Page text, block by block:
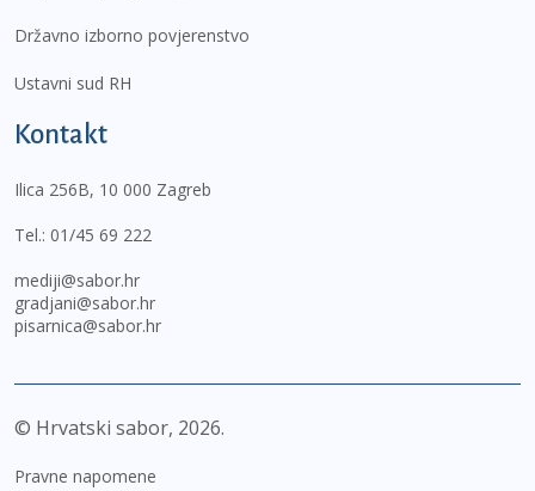
Državno izborno povjerenstvo
Ustavni sud RH
Kontakt
Ilica 256B, 10 000 Zagreb
Tel.: 01/45 69 222
mediji@sabor.hr
gradjani@sabor.hr
pisarnica@sabor.hr
© Hrvatski sabor, 2026
Pravne napomene